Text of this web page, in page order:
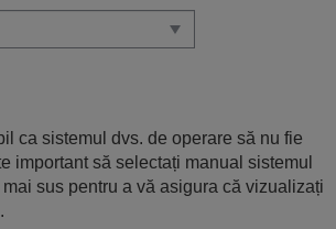
ca sistemul dvs. de operare să nu fie
important să selectați manual sistemul
sus pentru a vă asigura că vizualizați